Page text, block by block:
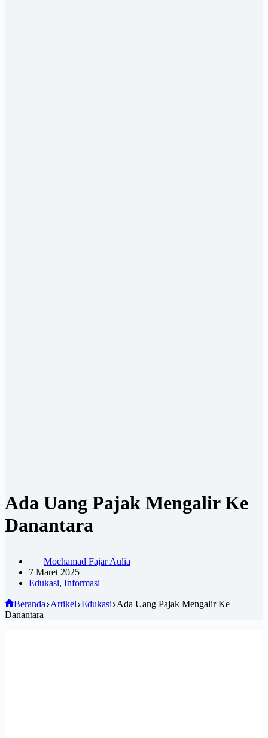
Ada Uang Pajak Mengalir Ke
Danantara
Mochamad Fajar Aulia
7 Maret 2025
Edukasi, Informasi
Beranda Artikel Edukasi Ada Uang Pajak Mengalir Ke
Danantara